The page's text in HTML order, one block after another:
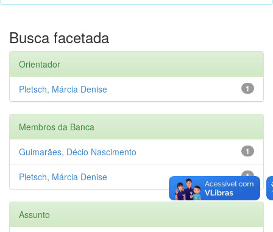
Busca facetada
Orientador
1
Pletsch, Márcia Denise
Membros da Banca
1
Guimarães, Décio Nascimento
1
Pletsch, Márcia Denise
Assunto